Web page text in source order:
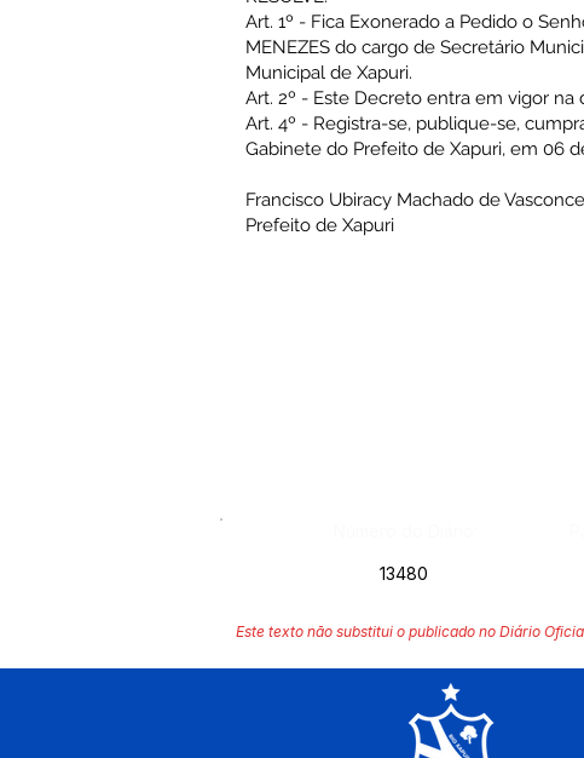
Art. 1º - Fica Exonerado a Pedido o
MENEZES do cargo de Secretário
Municipal de Xapuri.
Art. 2º - Este Decreto entra em vigor
Art. 4º - Registra-se, publique-se,
Gabinete do Prefeito de Xapuri, em 06
Francisco Ubiracy Machado de
Prefeito de Xapuri
13480
Este texto não substitui o publicado no Diário